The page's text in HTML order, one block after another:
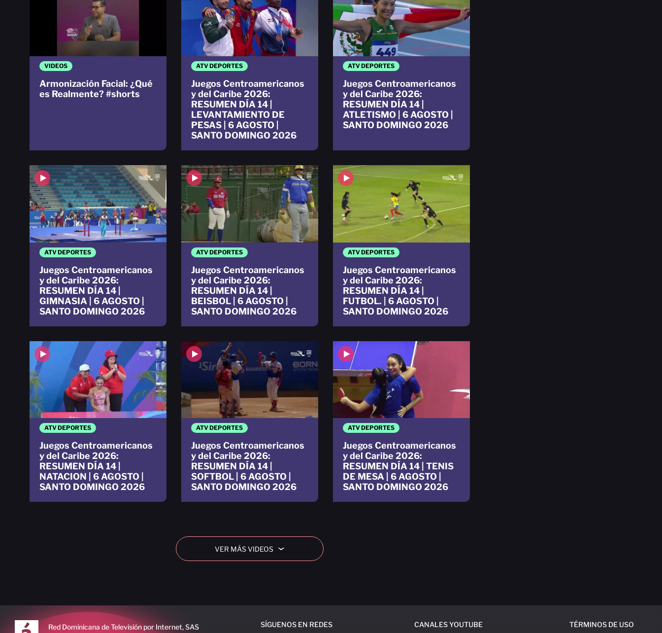
VIDEOS
Armonización Facial: ¿Qué
es Realmente? #shorts
ATV DEPORTES
Juegos Centroamericanos
y del Caribe 2026:
RESUMEN DÍA 14 |
LEVANTAMIENTO DE
PESAS | 6 AGOSTO |
SANTO DOMINGO 2026
ATV DEPORTES
Juegos Centroamericanos
y del Caribe 2026:
RESUMEN DÍA 14 |
ATLETISMO | 6 AGOSTO |
SANTO DOMINGO 2026
ATV DEPORTES
Juegos Centroamericanos
y del Caribe 2026:
RESUMEN DÍA 14 |
GIMNASIA | 6 AGOSTO |
SANTO DOMINGO 2026
ATV DEPORTES
Juegos Centroamericanos
y del Caribe 2026:
RESUMEN DÍA 14 |
BEISBOL | 6 AGOSTO |
SANTO DOMINGO 2026
ATV DEPORTES
Juegos Centroamericanos
y del Caribe 2026:
RESUMEN DÍA 14 |
FUTBOL. | 6 AGOSTO |
SANTO DOMINGO 2026
ATV DEPORTES
Juegos Centroamericanos
y del Caribe 2026:
RESUMEN DÍA 14 |
NATACION | 6 AGOSTO |
SANTO DOMINGO 2026
ATV DEPORTES
Juegos Centroamericanos
y del Caribe 2026:
RESUMEN DÍA 14 |
SOFTBOL | 6 AGOSTO |
SANTO DOMINGO 2026
ATV DEPORTES
Juegos Centroamericanos
y del Caribe 2026:
RESUMEN DÍA 14 | TENIS
DE MESA | 6 AGOSTO |
SANTO DOMINGO 2026
VER MÁS VIDEOS ›
Red Dominicana de Televisión por Internet, SAS CANALES YOUTUBE
SÍGUENOS EN REDES TÉRMINOS DE USO